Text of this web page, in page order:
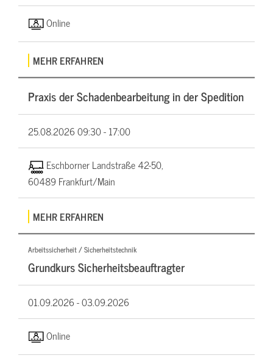
Online
MEHR ERFAHREN
Praxis der Schadenbearbeitung in der Spedition
25.08.202609:30 - 17:00
Eschborner Landstraße 42-50,
60489 Frankfurt/Main
MEHR ERFAHREN
Arbeitssicherheit / Sicherheitstechnik
Grundkurs Sicherheitsbeauftragter
01.09.2026 -03.09.2026
Online